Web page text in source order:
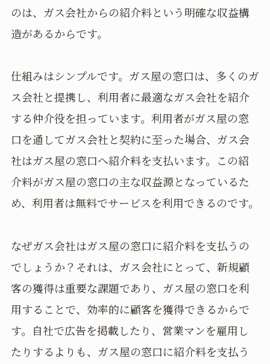
のは、ガス会社からの紹介料という明確な収益構
造があるからです。
仕組みはシンプルです。ガス屋の窓口は、多くのガ
ス会社と提携し、利用者に最適なガス会社を紹介
する仲介役を担っています。利用者がガス屋の窓
口を通してガス会社と契約に至った場合、ガス会
社はガス屋の窓口へ紹介料を支払います。この紹
介料がガス屋の窓口の主な収益源となっているた
め、利用者は無料でサービスを利用できるのです。
なぜガス会社はガス屋の窓口に紹介料を支払うの
でしょうか？それは、ガス会社にとって、新規顧
客の獲得は重要な課題であり、ガス屋の窓口を利
用することで、効率的に顧客を獲得できるからで
す。自社で広告を掲載したり、営業マンを雇用し
たりするよりも、ガス屋の窓口に紹介料を支払う